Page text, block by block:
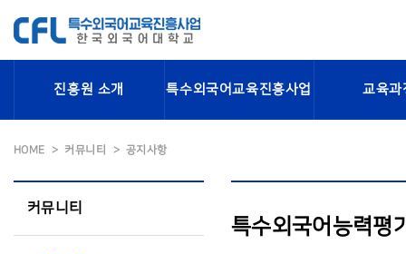
진흥원 소개 특수외국어교육진흥사업 교육과
HOME 커뮤니티 공지사항
커뮤니티
특수외국어능력평